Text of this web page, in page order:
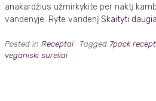
anakardžius užmirkykite per naktį
vandenyje. Ryte vandenį Skaityti
Posted in Receptai Tagged 7pack
veganiski sureliai